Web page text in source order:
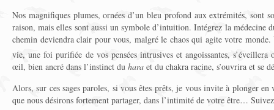
Nos magnifiques plumes, ornées d’un bleu profond aux extrémités, sont
raison, mais elles sont aussi un symbole d’intuition. Intégrez la médecine
chemin deviendra clair pour vous, malgré le chaos qui agite votre
vie, une foi purifiée de vos pensées intrusives et angoissantes, s’éveillera
œil, bien ancré dans l’instinct du hara et du chakra racine, s’ouvrira et se
Alors, sur ces sages paroles, si vous êtes prêts, je vous invite à plonger
que nous désirons fortement partager, dans l’intimité de votre être…